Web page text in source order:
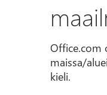
Office.com
maissa/
kieli.